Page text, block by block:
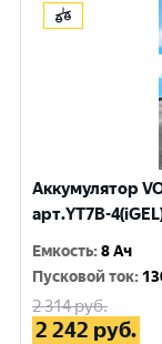
Аккумулятор
арт.YT7B-
Емкость:8 Ач
Пусковой ток:
2 314руб.
2 242 руб.